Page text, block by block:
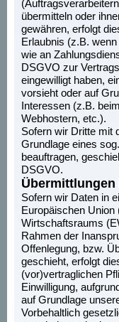
übermitteln oder
gewähren, erfolgt
Erlaubnis (z.B.
wie an
DSGVO zur
eingewilligt haben,
vorsieht oder auf
Interessen (z.B.
Webhostern, etc.).
Sofern wir Dritte mit
Grundlage eines
beauftragen,
DSGVO.
Sofern wir Daten in
Europäischen
Wirtschaftsraums
Rahmen der
Offenlegung, bzw.
geschieht, erfolgt
(vor)vertraglichen
Einwilligung,
auf Grundlage
Vorbehaltlich